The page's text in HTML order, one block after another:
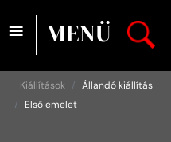
MENÜ
≡
Kiállítások
Állandó kiállítás
Első emelet